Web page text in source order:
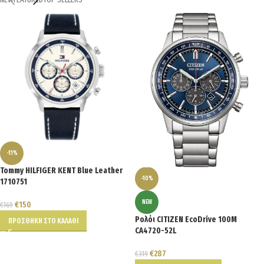
-11%
Tommy HILFIGER KENT Blue Leather
1710751
€169 €150
ΠΡΟΣΘΉΚΗ ΣΤΟ ΚΑΛΆΘΙ
-10%
NEW
Ρολόι CITIZEN EcoDrive 100M
CA4720-52L
€319 €287